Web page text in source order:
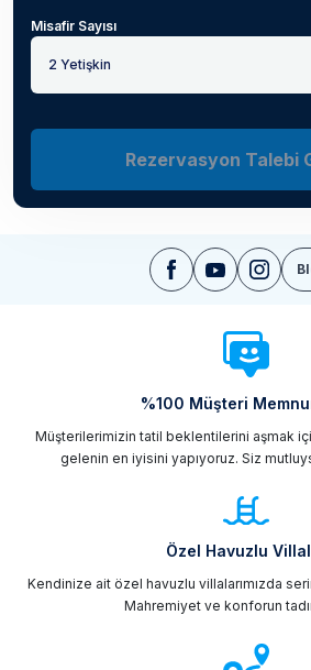
Misafir Sayısı
2 Yetişkin
Rezervasyon Talebi
%100 Müşteri
Müşterilerimizin tatil beklentilerini aşmak
gelenin en iyisini yapıyoruz. Siz
Özel Havuzlu
Kendinize ait özel havuzlu villalarımızda
Mahremiyet ve konforun